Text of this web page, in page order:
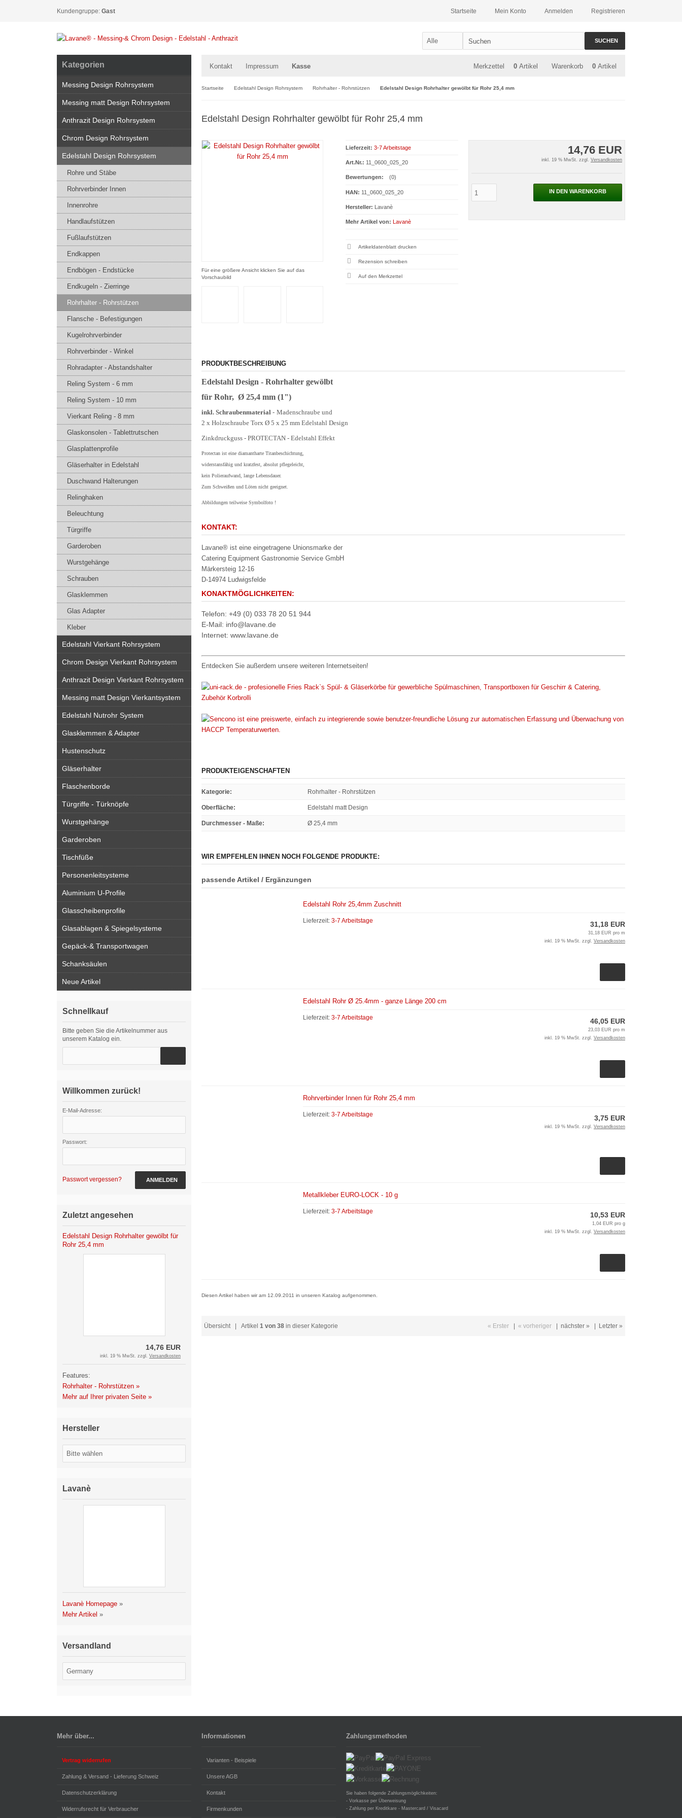
Kundengruppe: Gast Registrieren
Anmelden
Mein Konto
Startseite
SUCHEN
Kontakt Impressum Kasse Warenkorb 0 Artikel
Merkzettel 0 Artikel
Startseite Edelstahl Design Rohrsystem Rohrhalter - Rohrstützen Edelstahl Design Rohrhalter gewölbt für Rohr 25,4 mm
Edelstahl Design Rohrhalter gewölbt für Rohr 25,4 mm
Für eine größere Ansicht klicken Sie auf das
Vorschaubild
14,76 EUR
inkl. 19 % MwSt. zzgl. Versandkosten
IN DEN WARENKORB
Lieferzeit: 3-7 Arbeitstage
Art.Nr.: 11_0600_025_20
Bewertungen: (0)
HAN: 11_0600_025_20
Hersteller: Lavanè
Mehr Artikel von: Lavanè
Artikeldatenblatt drucken
Rezension schreiben
PRODUKTBESCHREIBUNG
Edelstahl Design - Rohrhalter gewölbt
für Rohr, Ø 25,4 mm (1")
inkl. Schraubenmaterial - Madenschraube und
2 x Holzschraube Torx Ø 5 x 25 mm Edelstahl Design
Zinkdruckguss - PROTECTAN - Edelstahl Effekt
Protectan ist eine diamantharte Titanbeschichtung,
widerstansfähig und kratzfest, absolut pflegeleicht,
kein Polieraufwand, lange Lebensdauer.
Zum Schweißen und Löten nicht geeignet.
Abbildungen teilweise Symbolfoto !
KONTAKT:
Lavane® ist eine eingetragene Unionsmarke der
Catering Equipment Gastronomie Service GmbH
Märkersteig 12-16
D-14974 Ludwigsfelde
KONAKTMÖGLICHKEITEN:
Telefon: +49 (0) 033 78 20 51 944
E-Mail: info@lavane.de
Internet: www.lavane.de
Entdecken Sie außerdem unsere weiteren Internetseiten!
PRODUKTEIGENSCHAFTEN
Kategorie: Rohrhalter - Rohrstützen
Oberfläche: Edelstahl matt Design
Durchmesser - Maße: Ø 25,4 mm
WIR EMPFEHLEN IHNEN NOCH FOLGENDE PRODUKTE:
passende Artikel / Ergänzungen
Edelstahl Rohr 25,4mm Zuschnitt
Lieferzeit:3-7 Arbeitstage 31,18 EUR
31,18 EUR pro m
inkl. 19 % MwSt. zzgl. Versandkosten
Edelstahl Rohr Ø 25.4mm - ganze Länge 200 cm
Lieferzeit:3-7 Arbeitstage 46,05 EUR
23,03 EUR pro m
inkl. 19 % MwSt. zzgl. Versandkosten
Rohrverbinder Innen für Rohr 25,4 mm
Lieferzeit:3-7 Arbeitstage 3,75 EUR
inkl. 19 % MwSt. zzgl. Versandkosten
Metallkleber EURO-LOCK - 10 g
Lieferzeit:3-7 Arbeitstage 10,53 EUR
1,04 EUR pro g
inkl. 19 % MwSt. zzgl. Versandkosten
Diesen Artikel haben wir am 12.09.2011 in unseren Katalog aufgenommen.
Übersicht| Artikel 1 von 38 in dieser Kategorie « Erster « vorheriger nächster » Letzter »
Kategorien
Messing Design Rohrsystem
Messing matt Design Rohrsystem
Anthrazit Design Rohrsystem
Chrom Design Rohrsystem
Edelstahl Design Rohrsystem
Rohre und Stäbe
Rohrverbinder Innen
Innenrohre
Handlaufstützen
Fußlaufstützen
Endkappen
Endbögen - Endstücke
Endkugeln - Zierringe
Rohrhalter - Rohrstützen
Flansche - Befestigungen
Kugelrohrverbinder
Rohrverbinder - Winkel
Rohradapter - Abstandshalter
Reling System - 6 mm
Reling System - 10 mm
Vierkant Reling - 8 mm
Glaskonsolen - Tablettrutschen
Glasplattenprofile
Gläserhalter in Edelstahl
Duschwand Halterungen
Relinghaken
Beleuchtung
Türgriffe
Garderoben
Wurstgehänge
Schrauben
Glasklemmen
Glas Adapter
Kleber
Edelstahl Vierkant Rohrsystem
Chrom Design Vierkant Rohrsystem
Anthrazit Design Vierkant Rohrsystem
Messing matt Design Vierkantsystem
Edelstahl Nutrohr System
Glasklemmen & Adapter
Hustenschutz
Gläserhalter
Flaschenborde
Türgriffe - Türknöpfe
Wurstgehänge
Garderoben
Tischfüße
Personenleitsysteme
Aluminium U-Profile
Glasscheibenprofile
Glasablagen & Spiegelsysteme
Gepäck-& Transportwagen
Schanksäulen
Neue Artikel
Schnellkauf
Bitte geben Sie die Artikelnummer aus
unserem Katalog ein.
Willkommen zurück!
E-Mail-Adresse:
Passwort:
Passwort vergessen? ANMELDEN
Zuletzt angesehen
Edelstahl Design Rohrhalter gewölbt für
Rohr 25,4 mm
14,76 EUR
inkl. 19 % MwSt. zzgl. Versandkosten
Features:
Rohrhalter - Rohrstützen »
Mehr auf Ihrer privaten Seite »
Hersteller
Lavanè
Lavanè Homepage »
Mehr Artikel »
Versandland
Mehr über...
Vertrag widerrufen
Zahlung & Versand - Lieferung Schweiz
Datenschutzerklärung
Widerrufsrecht für Verbraucher
Informationen
Varianten - Beispiele
Unsere AGB
Kontakt
Firmenkunden
Zahlungsmethoden
Sie haben folgende Zahlungsmöglichkeiten:
- Vorkasse per Überweisung
- Zahlung per Kreditkare - Mastercard / Visacard